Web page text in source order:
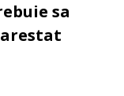
sa
arestat